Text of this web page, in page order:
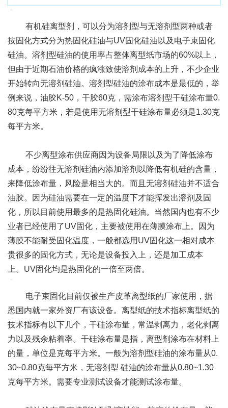
有机硅离型剂，可以分为溶剂型与无溶剂型两种或者
按固化方式分为热固化硅油与UV固化硅油以及电子束固化
硅油。溶剂型硅油的使用率占整体离型纸市场的60%以上，
但由于近期石油价格的疯涨致使溶剂成本的上升，不少企业
开始转向无溶剂硅油。溶剂型硅油的涂布成本是最低的，举
例来说，油胶K-50，干胶60克，需涂布溶剂型干硅涂布量0.
80克每平方米，若是使用无溶剂型干硅涂布量必须是1.30克
每平方米。
不少离型涂布供应商因为设备局限以及为了降低涂布
成本，纷纷往无溶剂硅油内添加溶剂以降低有机硅的含量，
来降低涂布量，风险是相当大的。而且无溶剂硅油并不适合
油胶。因为硅油需要在一定的温度下才能挥发出溶剂及固
化，所以目前使用最多的是热固化硅油。当然国内也有不少
业者已经使用了UV固化，主要被使用在薄膜涂布上。因为
薄膜不能耐受固化温度，一般都选用UV固化这一相对成本
贵很多的固化方式，无论是设备投入上，还是加工成本
上。UV固化均是热固化的一倍至两倍。
电子束固化目前仅被生产皮革离型纸的厂家使用，据
悉国内就一家外资厂有该设备。离型纸的技术指标离型纸的
技术指标有以下几个，干硅涂布量，常温剥离力，老化剥离
力以及残余粘着率。干硅涂布量是指，离型剂涂布在材料上
的量，单位是克每平方米。一般为溶剂型硅油的涂布量从0.
30~0.80克每平方米，无溶剂型 硅油的涂布量从0.80~1.30
克每平方米。需要专业测试设备才能测试涂布量。